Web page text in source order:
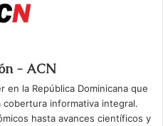
- ACN
en la República Dominicana que
informativa integral.
hasta avances científicos y